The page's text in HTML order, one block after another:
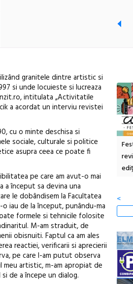
granitele dintre artistic si
si unde locuieste si lucreaza
intitulata „Activitatile
a acordat un interviu revistei
cu o minte deschisa si
sociale, culturale si politice
asupra ceea ce poate fi
pe care am avut-o mai
început sa devina una
le dobândisem la Facultatea
iau de la început, punându-ma
formele si tehnicile folosite
M-am straduit, de
obisnuiti. Faptul ca am ales
reactiei, verificarii si aprecierii
pe care l-am putut observa
artistic, m-am apropiat de
de a începe un dialog.
Festivalul Cinemascop
revine la Eforie Sud cu a IX-a
<